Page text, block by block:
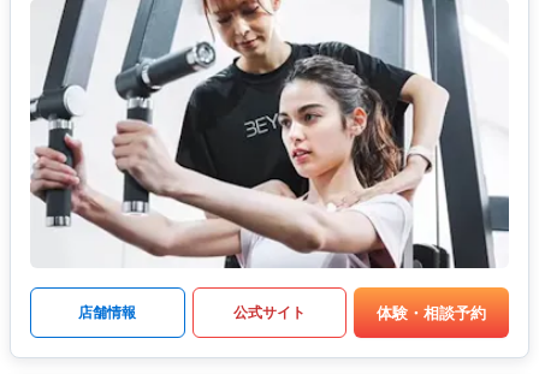
店舗情報 公式サイト 体験・相談予約